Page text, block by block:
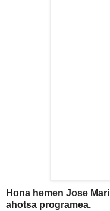
Hona hemen Jose
ahotsa programea.